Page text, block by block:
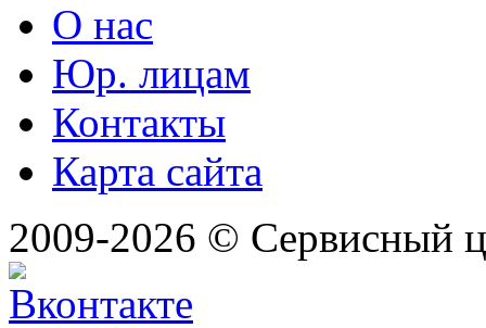
О нас
Юр. лицам
Контакты
Карта сайта
2009-2026 © Сервисный